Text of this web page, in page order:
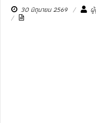
30 มิถุนายน 2569